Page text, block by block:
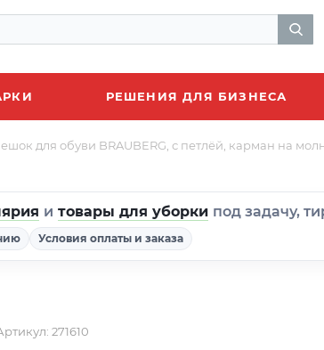
РЕШЕНИЯ ДЛЯ БИЗНЕСА
для обуви BRAUBERG, с петлёй, карман на
и товары для уборки под задачу,
Условия оплаты и заказа
271610